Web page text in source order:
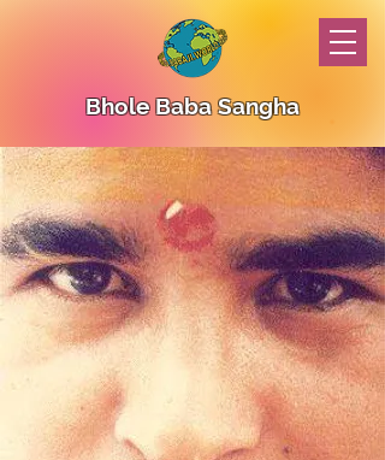
Bhole Baba Sangha